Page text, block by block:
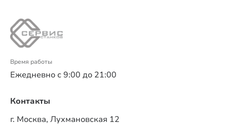
Время работы
Ежедневно с 9:00 до 21:00
Контакты
г. Москва, Лухмановская 12